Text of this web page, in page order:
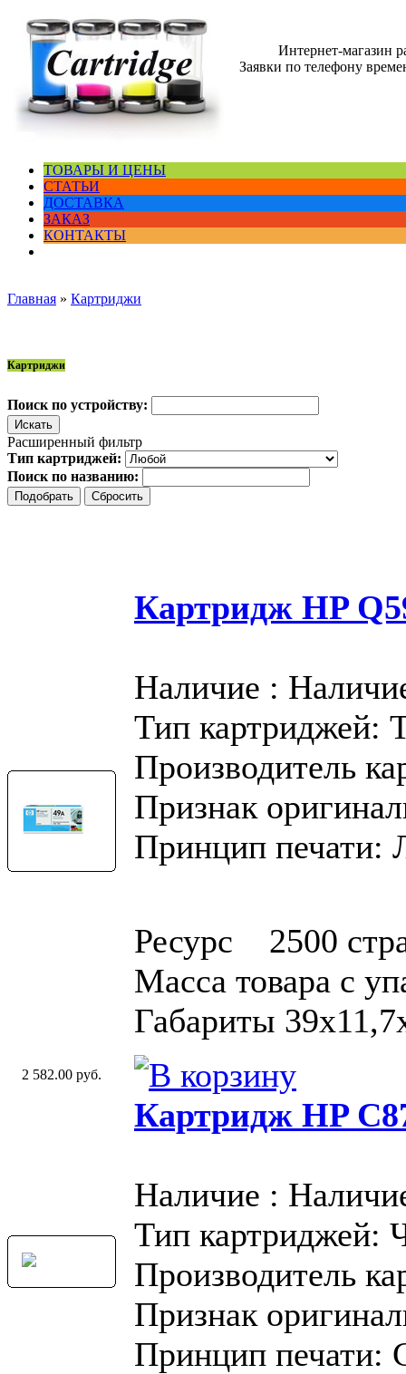
Интернет-магазин
Заявки по телефону
ТОВАРЫ И ЦЕНЫ
СТАТЬИ
ДОСТАВКА
ЗАКАЗ
КОНТАКТЫ
Главная » Картриджи
Картриджи
Поиск по устройству:
Расширенный фильтр
Тип картриджей:
Поиск по названию:
Картридж HP
Наличие :
Тип картриджей:
Производитель
Признак
Принцип печати:
Ресурс 2500
Масса товара с
Габариты
2 582.00 руб.
Картридж HP
Наличие :
Тип картриджей:
Производитель
Признак
Принцип печати: